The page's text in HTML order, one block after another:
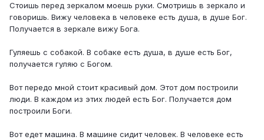
Стоишь перед зеркалом моешь руки. Смотришь в зеркало и
говоришь. Вижу человека в человеке есть душа, в душе Бог.
Получается в зеркале вижу Бога.
Гуляешь с собакой. В собаке есть душа, в душе есть Бог,
получается гуляю с Богом.
Вот передо мной стоит красивый дом. Этот дом построили
люди. В каждом из этих людей есть Бог. Получается дом
построили Боги.
Вот едет машина. В машине сидит человек. В человеке есть